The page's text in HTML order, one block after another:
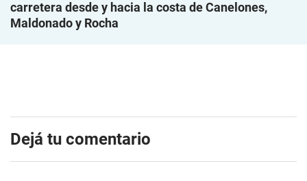
carretera desde y hacia la costa de Canelones,
Maldonado y Rocha
Dejá tu comentario